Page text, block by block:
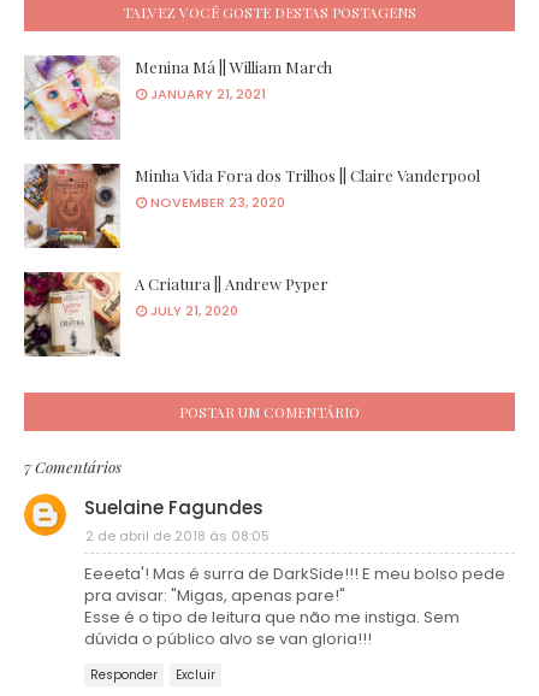
TALVEZ VOCÊ GOSTE DESTAS POSTAGENS
Menina Má || William March
JANUARY 21, 2021
Minha Vida Fora dos Trilhos || Claire Vanderpool
NOVEMBER 23, 2020
A Criatura || Andrew Pyper
JULY 21, 2020
POSTAR UM COMENTÁRIO
7 Comentários
Suelaine Fagundes
2 de abril de 2018 às 08:05
Eeeeta'! Mas é surra de DarkSide!!! E meu bolso pede
pra avisar: "Migas, apenas pare!"
Esse é o tipo de leitura que não me instiga. Sem
dúvida o público alvo se van gloria!!!
Responder Excluir